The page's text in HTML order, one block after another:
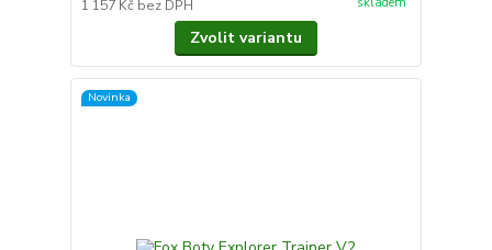
1 157 Kč bez DPH
Zvolit variantu
Novinka